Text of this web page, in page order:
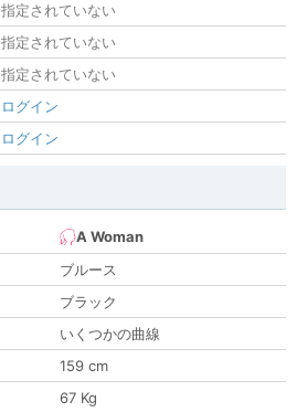
指定されていない
指定されていない
指定されていない
ログイン
ログイン
A Woman
ブルース
ブラック
いくつかの曲線
159 cm
67 Kg